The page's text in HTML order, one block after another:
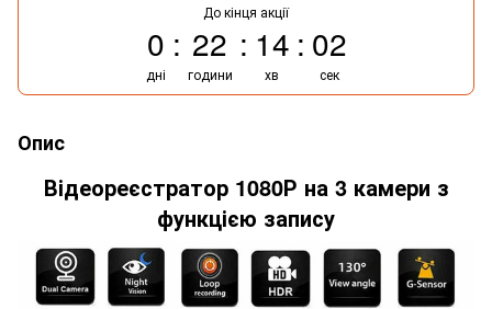
До кінця акції
0
дні
22
години
14
хв
02
сек
Опис
Відеореєстратор 1080Р на 3 камери з
функцією запису